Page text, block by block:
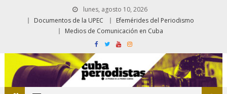
lunes, agosto 10, 2026
Documentos de la UPEC
Efemérides del Periodismo
Medios de Comunicación en Cuba